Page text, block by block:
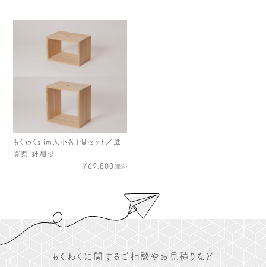
もくわくslim大小各１個セット／滋
賀県 針畑杉
¥69,800 (税込)
もくわくに関するご相談やお見積りなど